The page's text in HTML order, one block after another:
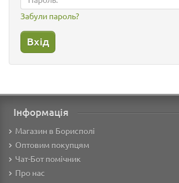
Забули пароль?
Інформація
Магазин в Борисполі
Оптовим покупцям
Чат-Бот помічник
Про нас